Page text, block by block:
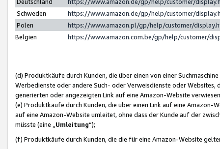
Schweden
https://www.amazon.de/gp/help/customer/
Polen
https://www.amazon.pl/gp/help/customer/
Belgien
https://www.amazon.com.be/gp/help/customer/
(d) Produktkäufe durch Kunden, die über einen von einer
Werbedienste oder andere Such- oder Verweisdienste oder Websites,
generierten oder angezeigten Link auf eine Amazon-Website
(e) Produktkäufe durch Kunden, die über einen Link auf eine
auf eine Amazon-Website umleitet, ohne dass der Kunde auf der
müsste (eine „ Umleitung“);
(f) Produktkäufe durch Kunden, die die für eine Amazon-Website